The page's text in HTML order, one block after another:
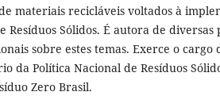
materiais recicláveis voltados à
Resíduos Sólidos. É autora de diversas
sobre estes temas. Exerce o cargo
da Política Nacional de Resíduos
Zero Brasil.